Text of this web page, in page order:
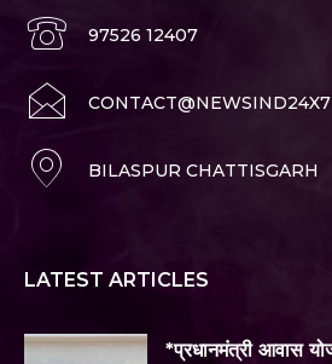
97526 12407
CONTACT@NEWSIND24X7
BILASPUR CHATTISGARH
LATEST ARTICLES
*प्रधानमंत्री आवास